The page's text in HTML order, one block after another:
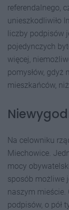
referendalnego,
unieszkodliwiło
liczby podpisów
pojedynczych
więcej,
pomysłów, gdyż
mieszkańców,
Na celowniku
Miechowice.
mocy
sposób możliwe
naszym mieście.
podpisów, o pół